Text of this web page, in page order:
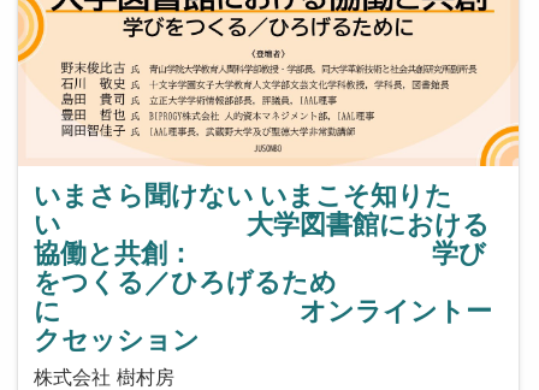
いまさら聞けない いまこそ知りた
い 大学図書館における
協働と共創： 学び
をつくる／ひろげるため
に オンライントー
クセッション
株式会社 樹村房